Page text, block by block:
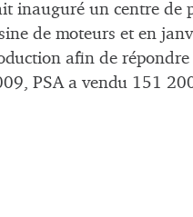
inauguré un centre de
de moteurs et en
afin de
PSA a vendu 151